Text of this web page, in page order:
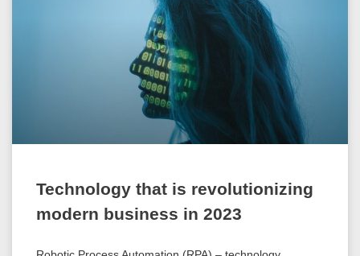
Technology that is revolutionizing
modern business in 2023